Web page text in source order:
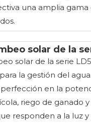
una amplia
solar de la
solar de la serie
la gestión del
en la
riego de ganado
responden a la luz